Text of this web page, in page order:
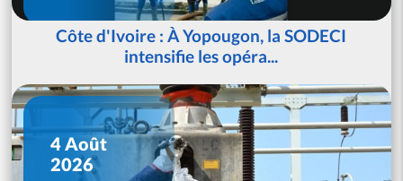
Côte d'Ivoire : À Yopougon, la SODECI
intensifie les opéra...
4 Août
2026